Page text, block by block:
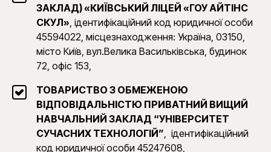
ЗАКЛАД) «КИЇВСЬКИЙ ЛІЦЕЙ «ГОУ АЙТІНС
СКУЛ», ідентифікаційний код юридичної особи
45594022, місцезнаходження: Україна, 03150,
місто Київ, вул.Велика Васильківська, будинок
72, офіс 153,
ТОВАРИСТВО З ОБМЕЖЕНОЮ
ВІДПОВІДАЛЬНІСТЮ ПРИВАТНИЙ ВИЩИЙ
НАВЧАЛЬНИЙ ЗАКЛАД “УНІВЕРСИТЕТ
СУЧАСНИХ ТЕХНОЛОГІЙ”, ідентифікаційний
код юридичної особи 45247608,